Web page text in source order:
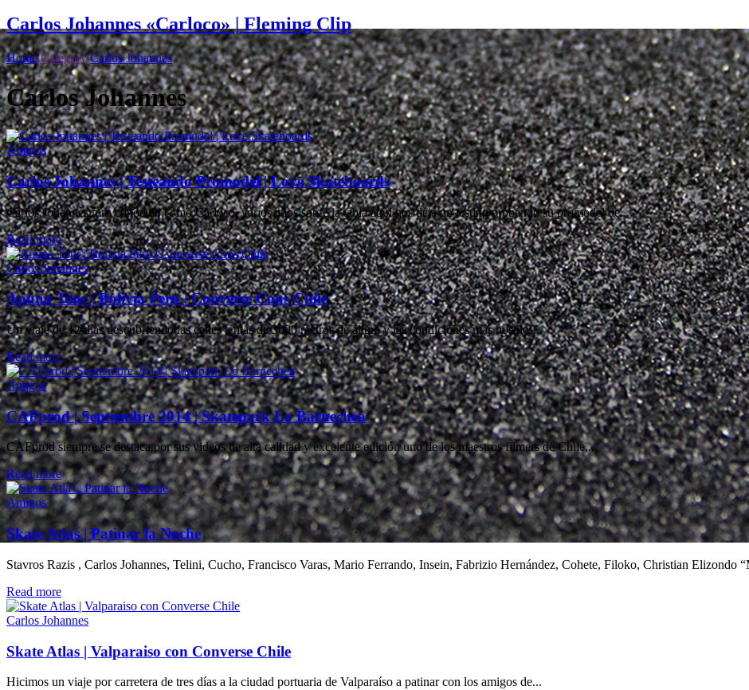
Carlos Johannes «Carloco» | Fleming Clip
Home Category Carlos Johannes
Carlos Johannes
Amigos
Carlos Johannes | Testeando Promodel | Love Skateboards
Carlos Johannes mas conocido como Carloco, varios años sobre la tabla aqui nos deja un testing probando su promodel de...
Read moreDetails
Carlos Johannes
Apuna Tour | Bolivia Peru | Converse Cons Chile
Un viaje de 12 días descubriendo las calles a más de 3000 metros de altura y las condiciones más hostiles...
Read moreDetails
Amigos
CAFprod | Septiembre 2014 | Skatepark Lo Barnechea
CAFprod siempre se destaca por sus videos de alta calidad y excelente edición uno de los maestros filmers de Chile,...
Read moreDetails
Amigos
Skate Atlas | Patinar la Noche
Stavros Razis , Carlos Johannes, Telini, Cucho, Francisco Varas, Mario Ferrando, Insein, Fabrizio Hernández, Cohete, Filoko, Christian Elizondo
Read moreDetails
Carlos Johannes
Skate Atlas | Valparaiso con Converse Chile
Hicimos un viaje por carretera de tres días a la ciudad portuaria de Valparaíso a patinar con los amigos de...